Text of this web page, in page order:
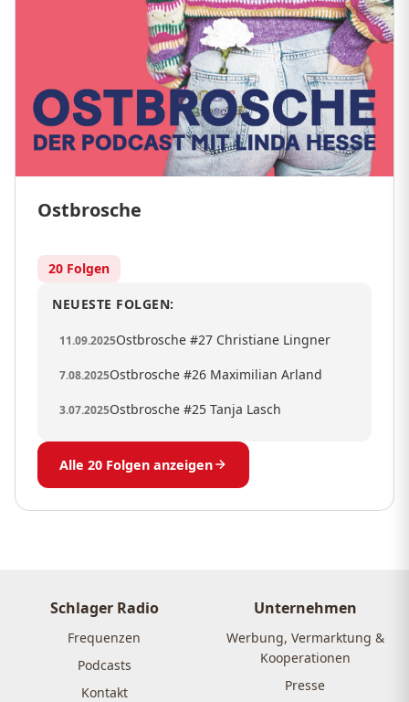
Ostbrosche
20 Folgen
NEUESTE FOLGEN:
11.09.2025Ostbrosche #27 Christiane Lingner
7.08.2025Ostbrosche #26 Maximilian Arland
3.07.2025Ostbrosche #25 Tanja Lasch
Alle 20 Folgen anzeigen
Schlager Radio
Frequenzen
Podcasts
Kontakt
Unternehmen
Werbung, Vermarktung &
Kooperationen
Presse